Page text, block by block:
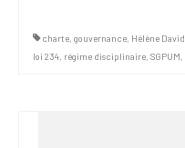
charte, gouvernance, Hélène David
loi 234, régime disciplinaire, SGPUM,